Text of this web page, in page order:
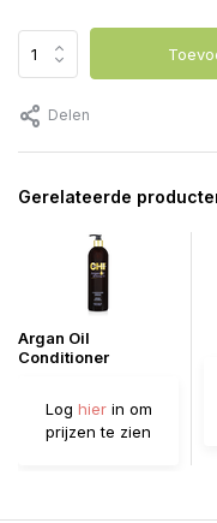
Delen
Gerelateerde
Argan Oil
Conditioner
Log hierin om
prijzen te zien